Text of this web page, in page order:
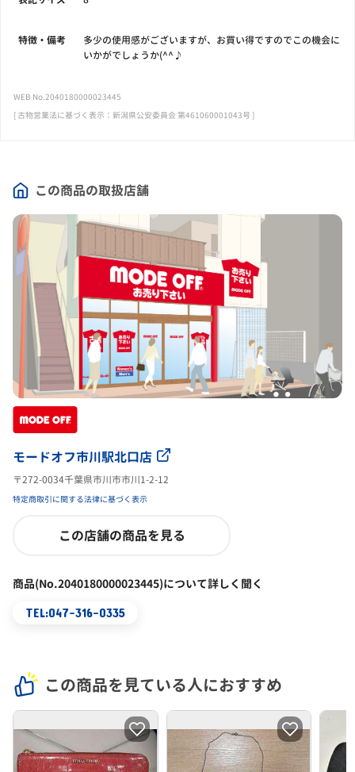
この商品の取扱店舗
モードオフ市川駅北口店
〒272-0034千葉県市川市市川1-2-12
特定商取引に関する法律に基づく表示
この店舗の商品を見る
商品(No.2040180000023445)について詳しく聞く
TEL:047-316-0335
特徴・備考
多少の使用感がございますが、お買い得ですのでこの機会に
いかがでしょうか(^^♪
WEB No.2040180000023445
[ 古物営業法に基づく表示：新潟県公安委員会 第461060001043号 ]
この商品を見ている人におすすめ